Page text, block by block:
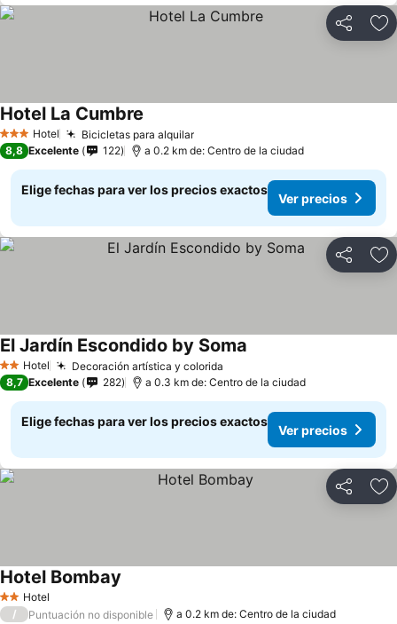
Compartir
3 Estrellas
Hotel Bicicletas para alquilar
Hotel La Cumbre
8,8 Excelente 122 a 0.2 km de: Centro de la ciudad
Elige fechas para ver los precios exactos
Ver precios
Compartir
2 Estrellas
Hotel Decoración artística y colorida
El Jardín Escondido by Soma
8,7 Excelente 282 a 0.3 km de: Centro de la ciudad
Elige fechas para ver los precios exactos
Ver precios
Compartir
2 Estrellas
Hotel
Hotel Bombay
/ Puntuación no disponible a 0.2 km de: Centro de la ciudad